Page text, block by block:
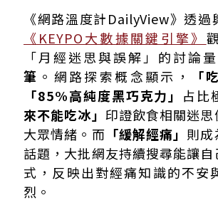
《網路溫度計DailyView》透過
《KEYPO大數據關鍵引擎》
「月經迷思與誤解」的討論
筆 。網路探索概念顯示，
「
「85%高純度黑巧克力」 占比
來不能吃冰」 印證飲食相關迷
大眾情緒。而 「緩解經痛」 則成
話題，大批網友持續搜尋能讓
式，反映出對經痛知識的不安
烈。